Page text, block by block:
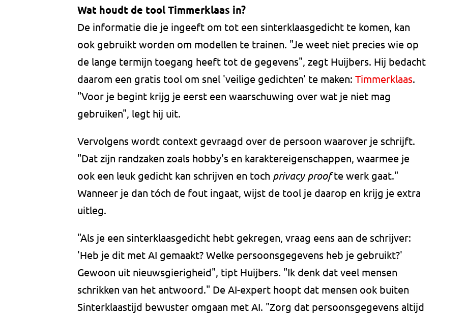
Wat houdt de tool Timmerklaas in?
De informatie die je ingeeft om tot een sinterklaasgedicht te komen, kan
ook gebruikt worden om modellen te trainen. "Je weet niet precies wie op
de lange termijn toegang heeft tot de gegevens", zegt Huijbers. Hij bedacht
daarom een gratis tool om snel 'veilige gedichten' te maken: Timmerklaas.
"Voor je begint krijg je eerst een waarschuwing over wat je niet mag
gebruiken", legt hij uit.
Vervolgens wordt context gevraagd over de persoon waarover je schrijft.
"Dat zijn randzaken zoals hobby's en karaktereigenschappen, waarmee je
ook een leuk gedicht kan schrijven en toch privacy proofte werk gaat."
Wanneer je dan tóch de fout ingaat, wijst de tool je daarop en krijg je extra
uitleg.
"Als je een sinterklaasgedicht hebt gekregen, vraag eens aan de schrijver:
'Heb je dit met AI gemaakt? Welke persoonsgegevens heb je gebruikt?'
Gewoon uit nieuwsgierigheid", tipt Huijbers. "Ik denk dat veel mensen
schrikken van het antwoord." De AI-expert hoopt dat mensen ook buiten
Sinterklaastijd bewuster omgaan met AI. "Zorg dat persoonsgegevens altijd